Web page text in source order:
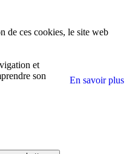
de ces cookies, le site web
En savoir plus
et
son